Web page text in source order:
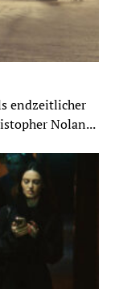
endzeitlicher
Nolan...